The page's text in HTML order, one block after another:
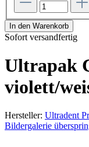
In den Warenkorb
Sofort versandfertig
Ultrapak
violett/
Hersteller: Ultradent
Bildergalerie